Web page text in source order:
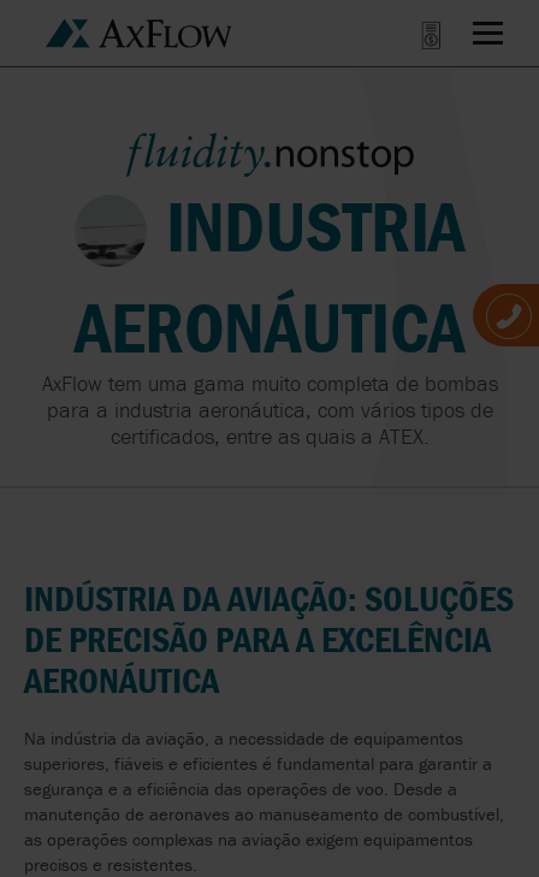
INDUSTRIA
AERONÁUTICA
AxFlow tem uma gama muito completa de bombas
para a industria aeronáutica, com vários tipos de
certificados, entre as quais a ATEX.
INDÚSTRIA DA AVIAÇÃO: SOLUÇÕES
DE PRECISÃO PARA A EXCELÊNCIA
AERONÁUTICA
Na indústria da aviação, a necessidade de equipamentos
superiores, fiáveis e eficientes é fundamental para garantir a
segurança e a eficiência das operações de voo. Desde a
manutenção de aeronaves ao manuseamento de combustível,
as operações complexas na aviação exigem equipamentos
precisos e resistentes.